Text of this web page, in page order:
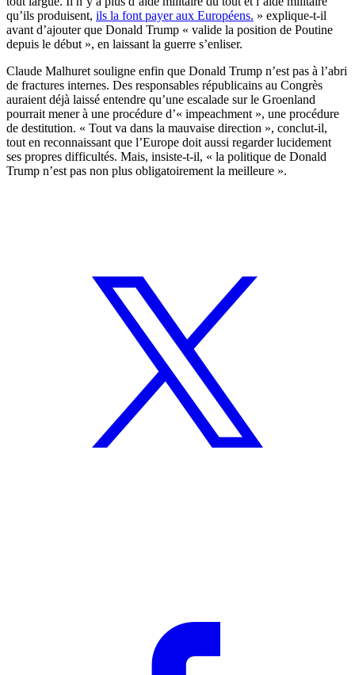
qu’ils produisent, ils la font payer aux Européens. » explique-t-il
avant d’ajouter que Donald Trump « valide la position de Poutine
depuis le début », en laissant la guerre s’enliser.
Claude Malhuret souligne enfin que Donald Trump n’est pas à l’abri
de fractures internes. Des responsables républicains au Congrès
auraient déjà laissé entendre qu’une escalade sur le Groenland
pourrait mener à une procédure d’« impeachment », une procédure
de destitution. « Tout va dans la mauvaise direction », conclut-il,
tout en reconnaissant que l’Europe doit aussi regarder lucidement
ses propres difficultés. Mais, insiste-t-il, « la politique de Donald
Trump n’est pas non plus obligatoirement la meilleure ».